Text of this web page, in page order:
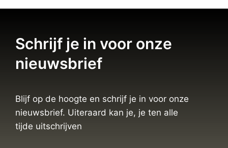
Schrijf je in voor onze
nieuwsbrief
Blijf op de hoogte en schrijf je in voor onze
nieuwsbrief. Uiteraard kan je, je ten alle
tijde uitschrijven